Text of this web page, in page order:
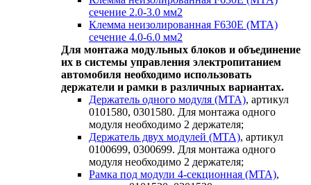
сечение 2.0-3.0 мм2
Клемма неизолированная F630E (MTA)
сечение 4.0-6.0 мм2
Для монтажа модульных блоков и объединение
их в системы управления электропитанием
автомобиля необходимо использовать
держатели и рамки в различных вариантах.
Держатель одного модуля (MTA), артикул
0101580, 0301580. Для монтажа одного
модуля необходимо 2 держателя;
Держатель двух модулей (MTA), артикул
0100699, 0300699. Для монтажа одного
модуля необходимо 2 держателя;
Рамка под модули 4-секционная (MTA),